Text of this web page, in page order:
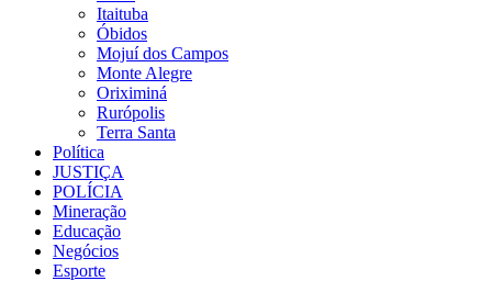
Itaituba
Óbidos
Mojuí dos Campos
Monte Alegre
Oriximiná
Rurópolis
Terra Santa
Política
JUSTIÇA
POLÍCIA
Mineração
Educação
Negócios
Esporte